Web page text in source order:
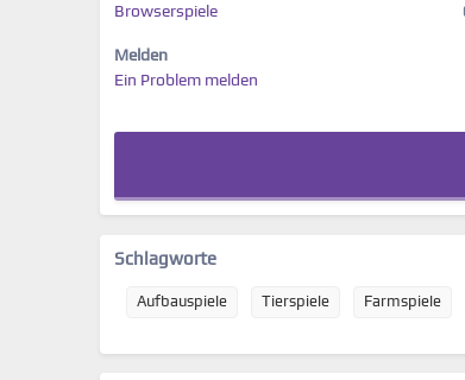
Browserspiele
Melden
Ein Problem melden
Schlagworte
Aufbauspiele Tierspiele Farmspiele